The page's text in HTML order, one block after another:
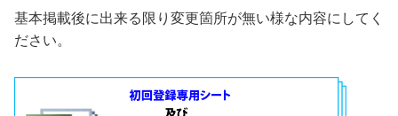
基本掲載後に出来る限り変更箇所が無い様な内容にしてく
ださい。